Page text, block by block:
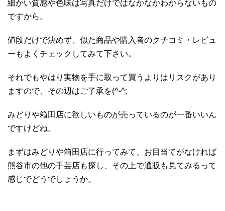
細かい質感や色味は写真だけではなかなかわからないもの
ですから。
値段だけで決めず、似た商品や購入者のクチコミ・レビュ
ーもよくチェックしてみて下さい。
それでもやはり実物を手に取って買うよりはリスクがあり
ますので、その辺はご了承を(^-^;
みどりや箱田店に欲しいものが売っているのが一番いいん
ですけどね。
まずはみどりや箱田店に行ってみて、お目当てがなければ
熊谷市の他の手芸店も探し、その上で通販も見てみるって
感じでどうでしょうか。